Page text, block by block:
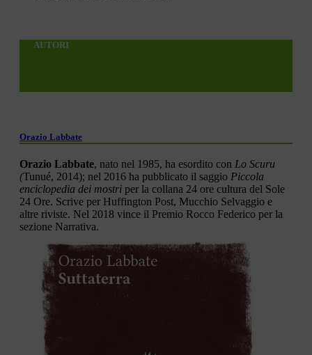
AUTORI
Orazio Labbate
Orazio Labbate, nato nel 1985, ha esordito con Lo Scuru
(Tunué, 2014); nel 2016 ha pubblicato il saggio Piccola
enciclopedia dei mostri per la collana 24 ore cultura del Sole
24 Ore. Scrive per Huffington Post, Mucchio Selvaggio e
altre riviste. Nel 2018 vince il Premio Rocco Federico per la
sezione Narrativa.